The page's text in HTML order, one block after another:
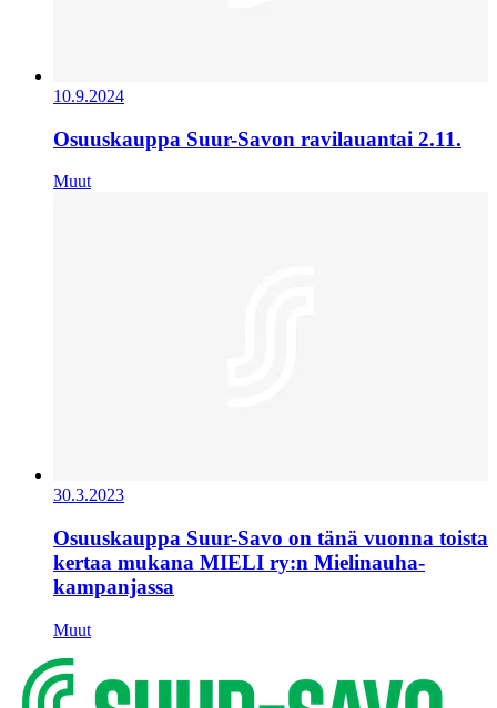
10.9.2024
Osuuskauppa Suur-Savon ravilauantai 2.11.
Muut
30.3.2023
Osuuskauppa Suur-Savo on tänä vuonna toista
kertaa mukana MIELI ry:n Mielinauha-
kampanjassa
Muut